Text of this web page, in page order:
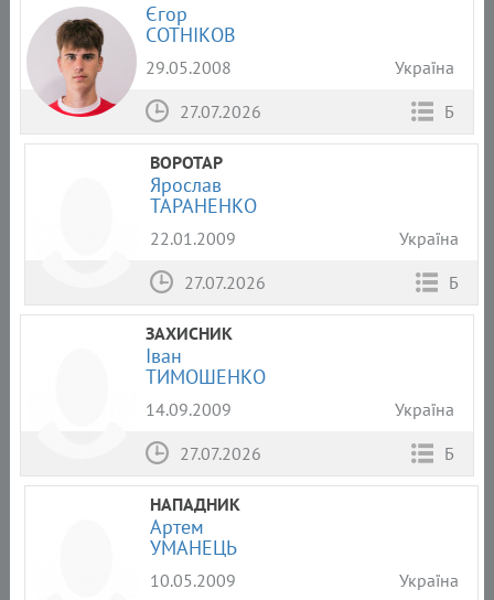
Єгор
СОТНІКОВ
29.05.2008
Україна
27.07.2026
Б
ВОРОТАР
Ярослав
ТАРАНЕНКО
22.01.2009
Україна
27.07.2026
Б
ЗАХИСНИК
Іван
ТИМОШЕНКО
14.09.2009
Україна
27.07.2026
Б
НАПАДНИК
Артем
УМАНЕЦЬ
10.05.2009
Україна